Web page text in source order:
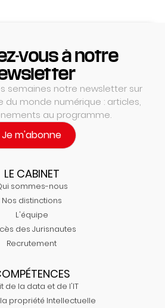
vous à notre
semaines notre newsletter sur
du monde numérique : articles,
au programme.
Je m'abonne
LE CABINET
sommes-nous
Nos distinctions
L'équipe
des Jurisnautes
Recrutement
de la data et de l'IT
propriété Intellectuelle